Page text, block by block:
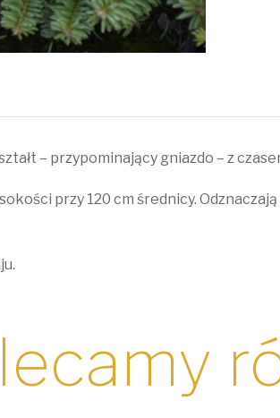
– przypominający gniazdo – z
przy 120 cm średnicy.